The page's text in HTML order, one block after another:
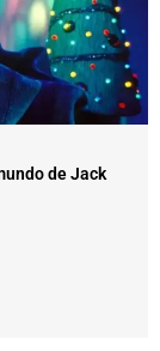
de Jack